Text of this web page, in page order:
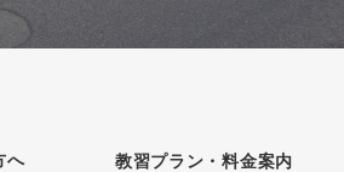
？」
転マナーとトラブル回避術」
へ 教習プラン・料金案内